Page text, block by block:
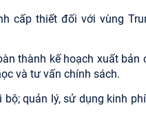
cấp thiết đối với vùng
thành kế hoạch xuất bản
và tư vấn chính sách.
quản lý, sử dụng kinh